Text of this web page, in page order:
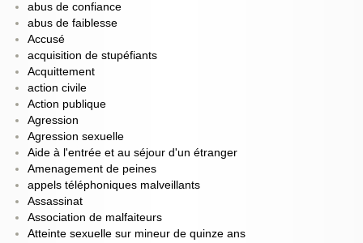
abus de confiance
abus de faiblesse
Accusé
acquisition de stupéfiants
Acquittement
action civile
Action publique
Agression
Agression sexuelle
Aide à l'entrée et au séjour d'un étranger
Amenagement de peines
appels téléphoniques malveillants
Assassinat
Association de malfaiteurs
Atteinte sexuelle sur mineur de quinze ans